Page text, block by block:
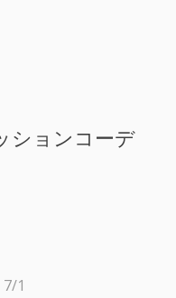
ションコーデ
1